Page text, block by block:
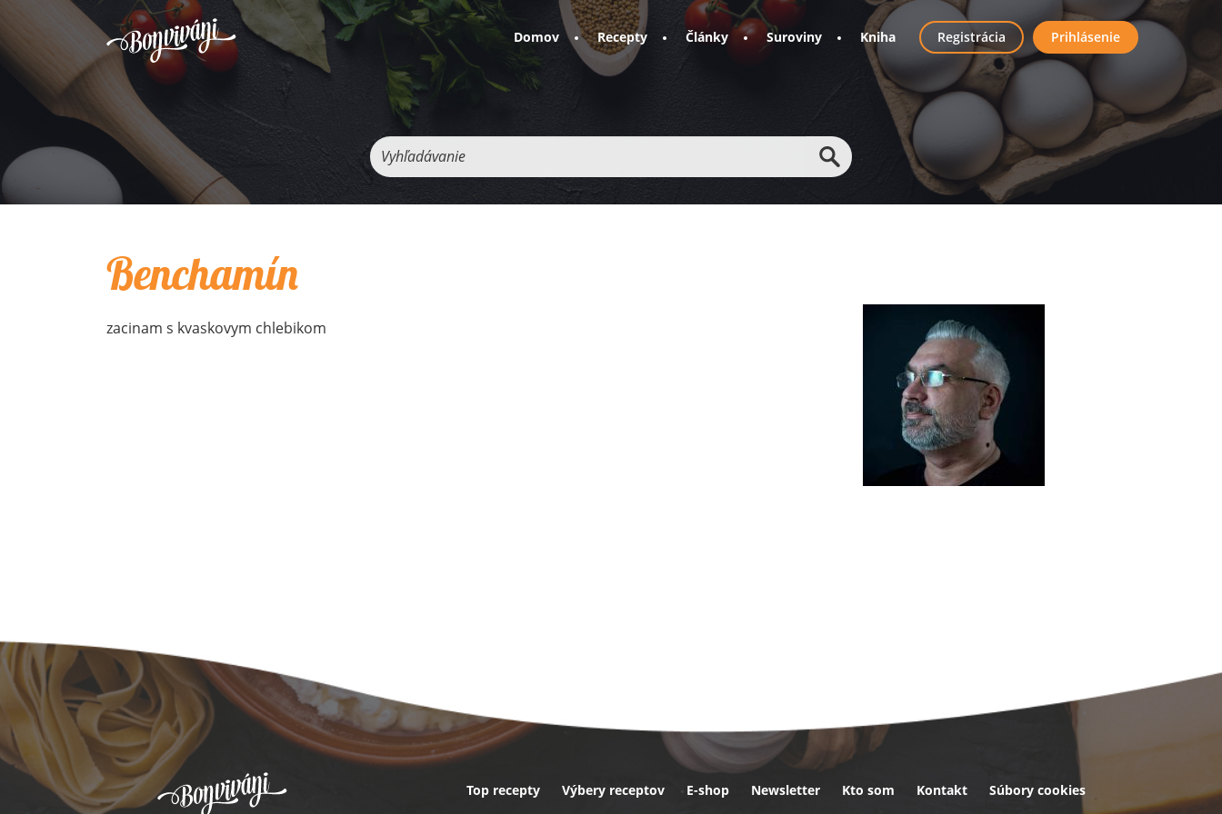
Domov Recepty Články Suroviny Kniha
User
account
menu
Registrácia Prihlásenie
Vyhľadávanie
Benchamín
zacinam s kvaskovym chlebikom
Top recepty Výbery receptov E-shop Newsletter Kto som Kontakt Súbory cookies